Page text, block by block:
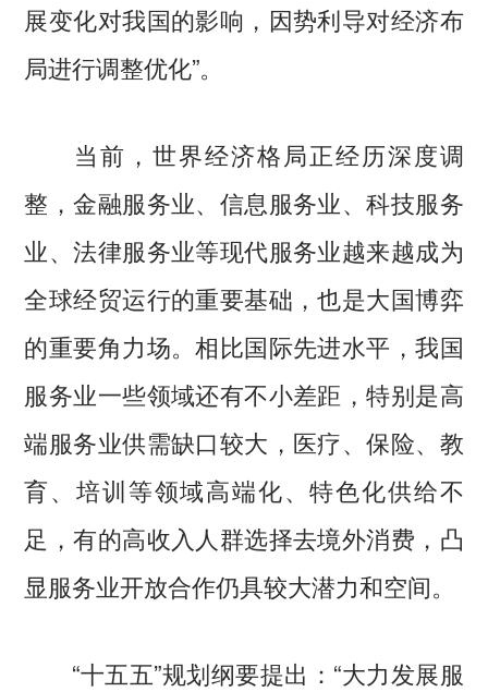
展变化对我国的影响，因势利导对经济布
局进行调整优化”。
当前，世界经济格局正经历深度调
整，金融服务业、信息服务业、科技服务
业、法律服务业等现代服务业越来越成为
全球经贸运行的重要基础，也是大国博弈
的重要角力场。相比国际先进水平，我国
服务业一些领域还有不小差距，特别是高
端服务业供需缺口较大，医疗、保险、教
育、培训等领域高端化、特色化供给不
足，有的高收入人群选择去境外消费，凸
显服务业开放合作仍具较大潜力和空间。
“十五五”规划纲要提出：“大力发展服